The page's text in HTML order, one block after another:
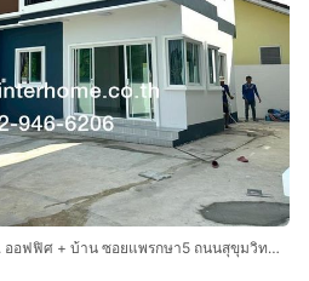
ออฟฟิศ + บ้าน 2 ชั้น 180.8 ตร.ว. ออฟฟิศ + บ้าน ซอยแพรกษา5 ถนนสุขุมวิทสายเก่า ถนนศรีนครินทร์ เมืองสมุทรปราการ สมุทรปราการ